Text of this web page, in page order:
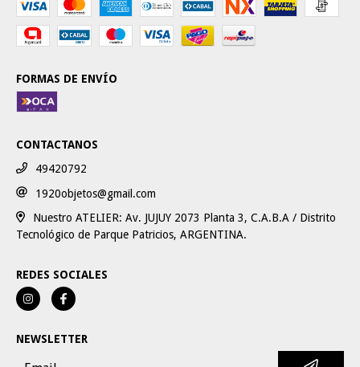
FORMAS DE ENVÍO
CONTACTANOS
49420792
1920objetos@gmail.com
Nuestro ATELIER: Av. JUJUY 2073 Planta 3, C.A.B.A / Distrito
Tecnológico de Parque Patricios, ARGENTINA.
REDES SOCIALES
NEWSLETTER